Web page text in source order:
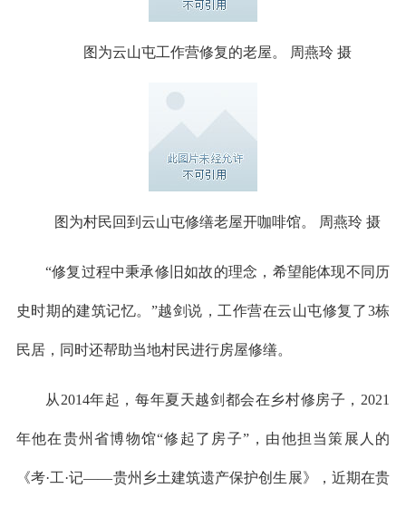
图为云山屯工作营修复的老屋。 周燕玲 摄
图为村民回到云山屯修缮老屋开咖啡馆。 周燕玲 摄
“修复过程中秉承修旧如故的理念，希望能体现不同历
史时期的建筑记忆。”越剑说，工作营在云山屯修复了3栋
民居，同时还帮助当地村民进行房屋修缮。
从2014年起，每年夏天越剑都会在乡村修房子，2021
年他在贵州省博物馆“修起了房子”，由他担当策展人的
《考·工·记——贵州乡土建筑遗产保护创生展》，近期在贵